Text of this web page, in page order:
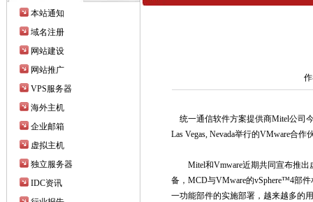
本站通知
域名注册
网站建设
网站推广
VPS服务器
海外主机
企业邮箱
虚拟主机
独立服务器
IDC资讯
统一通信软件方案提供商Mitel公司
Las Vegas, Nevada举行的VMware合
Mitel和Vmware近期共同宣布推出
备，MCD与VMware的vSphere™4部
一功能部件的实施部署，越来越多的